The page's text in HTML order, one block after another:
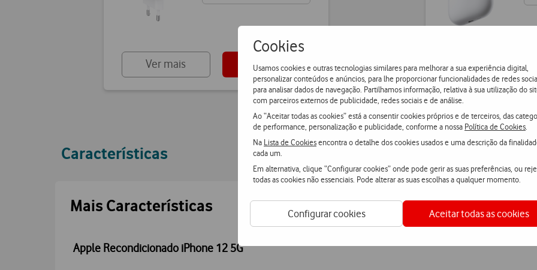
Cookies
Usamos cookies e outras tecnologias similares para melhorar a sua experiência digital,
personalizar conteúdos e anúncios, para lhe proporcionar funcionalidades de redes
para analisar dados de navegação. Partilhamos informação, relativa à sua utilização do
com parceiros externos de publicidade, redes sociais e de análise.
Ao “Aceitar todas as cookies” está a consentir cookies próprios e de terceiros, das
de performance, personalização e publicidade, conforme a nossa Política de Cookies
Na Lista de Cookiesencontra o detalhe dos cookies usados e uma descrição da
cada um.
Em alternativa, clique “Configurar cookies” onde pode gerir as suas preferências, ou
todas as cookies não essenciais. Pode alterar as suas escolhas a qualquer momento.
Configurar cookies Aceitar todas as cookies
Ver mais Adicionar Ver mais
Características
Accordeon
Mais Características
Apple Recondicionado iPhone 12 5G